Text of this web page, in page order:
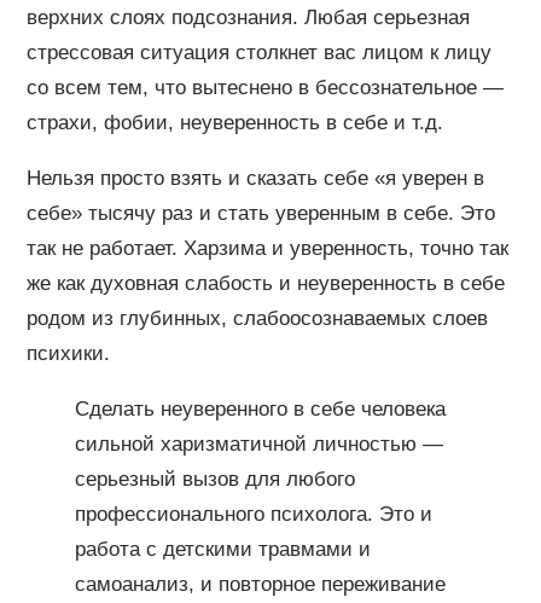
верхних слоях подсознания. Любая серьезная
стрессовая ситуация столкнет вас лицом к лицу
со всем тем, что вытеснено в бессознательное —
страхи, фобии, неуверенность в себе и т.д.
Нельзя просто взять и сказать себе «я уверен в
себе» тысячу раз и стать уверенным в себе. Это
так не работает. Харзима и уверенность, точно так
же как духовная слабость и неуверенность в себе
родом из глубинных, слабоосознаваемых слоев
психики.
Сделать неуверенного в себе человека
сильной харизматичной личностью —
серьезный вызов для любого
профессионального психолога. Это и
работа с детскими травмами и
самоанализ, и повторное переживание